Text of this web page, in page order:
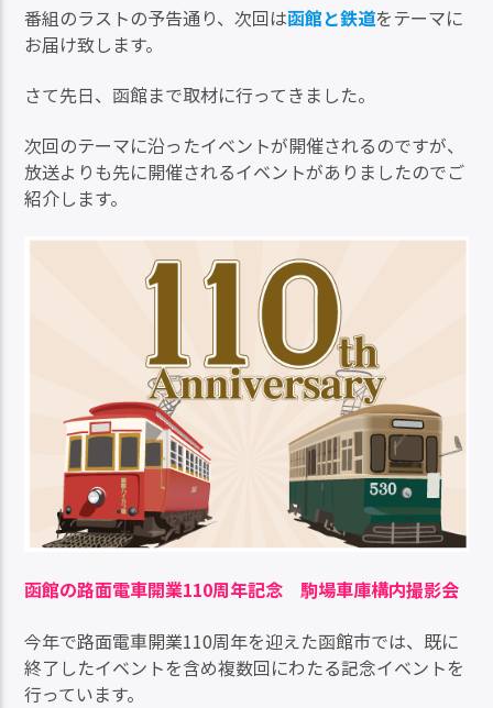
番組のラストの予告通り、次回は函館と鉄道をテーマに
お届け致します。
さて先日、函館まで取材に行ってきました。
次回のテーマに沿ったイベントが開催されるのですが、
放送よりも先に開催されるイベントがありましたのでご
紹介します。
函館の路面電車開業110周年記念 駒場車庫構内撮影会
今年で路面電車開業110周年を迎えた函館市では、既に
終了したイベントを含め複数回にわたる記念イベントを
行っています。